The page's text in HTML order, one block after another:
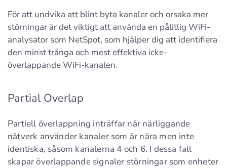
För att undvika att blint byta kanaler och orsaka mer
störningar är det viktigt att använda en pålitlig WiFi-
analysator som NetSpot, som hjälper dig att identifiera
den minst trånga och mest effektiva icke-
överlappande WiFi-kanalen.
Partial Overlap
Partiell överlappning inträffar när närliggande
nätverk använder kanaler som är nära men inte
identiska, såsom kanalerna 4 och 6. I dessa fall
skapar överlappande signaler störningar som enheter